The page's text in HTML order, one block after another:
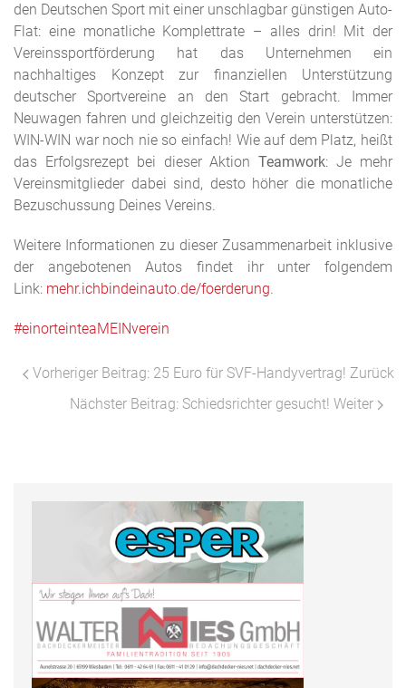
den Deutschen Sport mit einer unschlagbar günstigen Auto-
Flat: eine monatliche Komplettrate – alles drin! Mit der
Vereinssportförderung hat das Unternehmen ein
nachhaltiges Konzept zur finanziellen Unterstützung
deutscher Sportvereine an den Start gebracht. Immer
Neuwagen fahren und gleichzeitig den Verein unterstützen:
WIN-WIN war noch nie so einfach! Wie auf dem Platz, heißt
das Erfolgsrezept bei dieser AktionTeamwork: Je mehr
Vereinsmitglieder dabei sind, desto höher die monatliche
Bezuschussung Deines Vereins.
Weitere Informationen zu dieser Zusammenarbeit inklusive
der angebotenen Autos findet ihr unter folgendem
Link: mehr.ichbindeinauto.de/foerderung.
#einorteinteaMEINverein
Vorheriger Beitrag: 25 Euro für SVF-Handyvertrag! Zurück
Nächster Beitrag: Schiedsrichter gesucht! Weiter